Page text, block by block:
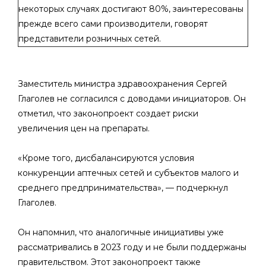
некоторых случаях достигают 80%, заинтересованы
прежде всего сами производители, говорят
представители розничных сетей.
Заместитель министра здравоохранения Сергей
Глаголев не согласился с доводами инициаторов. Он
отметил, что законопроект создает риски
увеличения цен на препараты.
«Кроме того, дисбалансируются условия
конкуренции аптечных сетей и субъектов малого и
среднего предпринимательства», — подчеркнул
Глаголев.
Он напомнил, что аналогичные инициативы уже
рассматривались в 2023 году и не были поддержаны
правительством. Этот законопроект также